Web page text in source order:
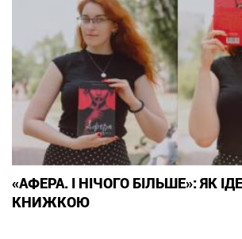
«АФЕРА. І НІЧОГО БІЛЬШЕ»: ЯК
КНИЖКОЮ